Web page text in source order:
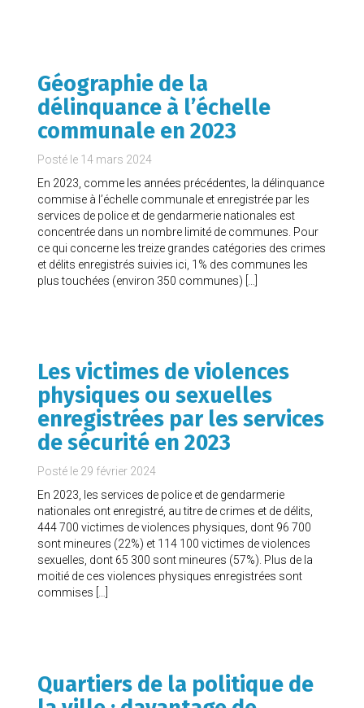
Géographie de la
délinquance à l’échelle
communale en 2023
Posté le 14 mars 2024
En 2023, comme les années précédentes, la délinquance
commise à l’échelle communale et enregistrée par les
services de police et de gendarmerie nationales est
concentrée dans un nombre limité de communes. Pour
ce qui concerne les treize grandes catégories des crimes
et délits enregistrés suivies ici, 1% des communes les
plus touchées (environ 350 communes) […]
Les victimes de violences
physiques ou sexuelles
enregistrées par les services
de sécurité en 2023
Posté le 29 février 2024
En 2023, les services de police et de gendarmerie
nationales ont enregistré, au titre de crimes et de délits,
444 700 victimes de violences physiques, dont 96 700
sont mineures (22%) et 114 100 victimes de violences
sexuelles, dont 65 300 sont mineures (57%). Plus de la
moitié de ces violences physiques enregistrées sont
commises […]
Quartiers de la politique de